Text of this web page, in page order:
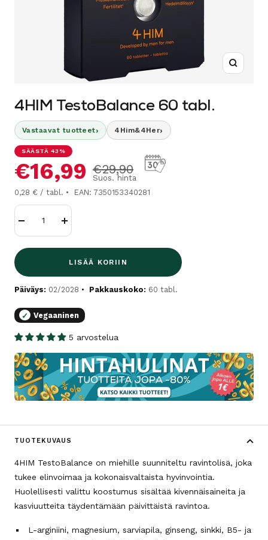
4HIM TestoBalance 60 tabl.
Vastaavat tuotteet› 4Him&4Her›
SÄÄSTÄ 43%
Alennushinta
€16,99 Normaalihinta
€29,90
Suos. hinta
0,28 € / tabl. EAN: 7350153340281
Lisää
LISÄÄ KORIIN
Päiväys: 02/2028 Pakkauskoko: 60 tabl.
✓ Vegaaninen
5 arvostelua
TUOTEKUVAUS
4HIM TestoBalance on miehille suunniteltu ravintolisä, joka
tukee elinvoimaa ja kokonaisvaltaista hyvinvointia.
Huolellisesti valittu koostumus sisältää kivennäisaineita ja
kasviuutteita täydentämään päivittäistä ravintoa.
L-arginiini, magnesium, sarviapila, ginseng, sinkki, B5- ja